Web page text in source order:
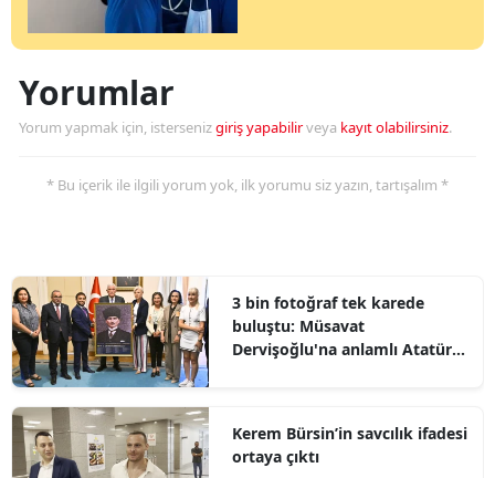
Yorumlar
Yorum yapmak için, istersenizgiriş yapabilirveya kayıt olabilirsiniz.
* Bu içerik ile ilgili yorum yok, ilk yorumu siz yazın, tartışalım *
3 bin fotoğraf tek karede
buluştu: Müsavat
Dervişoğlu'na anlamlı Atatürk
Kerem Bürsin’in savcılık ifadesi
ortaya çıktı